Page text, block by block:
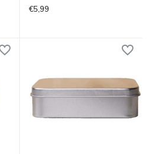
€5,99